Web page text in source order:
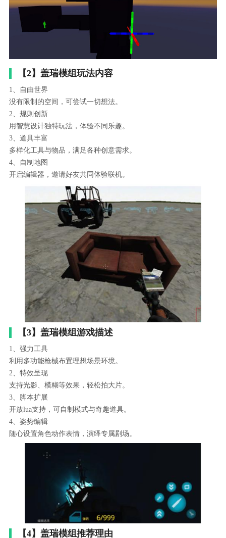
【2】盖瑞模组玩法内容
1、自由世界
没有限制的空间，可尝试一切想法。
2、规则创新
用智慧设计独特玩法，体验不同乐趣。
3、道具丰富
多样化工具与物品，满足各种创意需求。
4、自制地图
开启编辑器，邀请好友共同体验联机。
【3】盖瑞模组游戏描述
1、强力工具
利用多功能枪械布置理想场景环境。
2、特效呈现
支持光影、模糊等效果，轻松拍大片。
3、脚本扩展
开放lua支持，可自制模式与奇趣道具。
4、姿势编辑
随心设置角色动作表情，演绎专属剧场。
【4】盖瑞模组推荐理由